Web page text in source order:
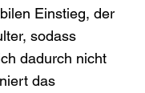
Einstieg, der
sodass
dadurch nicht
das